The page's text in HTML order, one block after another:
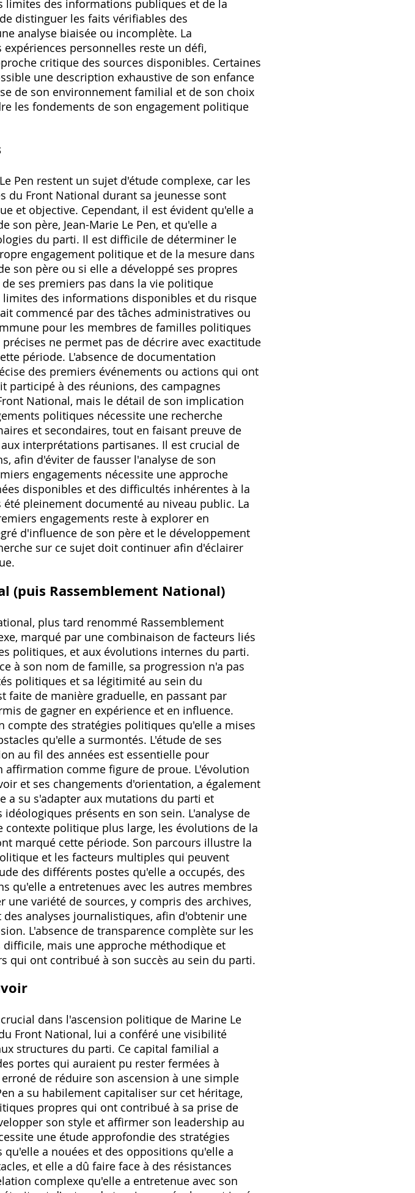
limites des informations publiques et de la
distinguer les faits vérifiables des
analyse biaisée ou incomplète. La
personnelles reste un défi‚
critique des sources disponibles. Certaines
une description exhaustive de son enfance
de son environnement familial et de son choix
les fondements de son engagement politique
Pen restent un sujet d'étude complexe‚ car les
du Front National durant sa jeunesse sont
et objective. Cependant‚ il est évident qu'elle a
père‚ Jean-Marie Le Pen‚ et qu'elle a
du parti. Il est difficile de déterminer le
engagement politique et de la mesure dans
son père ou si elle a développé ses propres
ses premiers pas dans la vie politique
limites des informations disponibles et du risque
commencé par des tâches administratives ou
pour les membres de familles politiques
ne permet pas de décrire avec exactitude
période. L'absence de documentation
des premiers événements ou actions qui ont
à des réunions‚ des campagnes
National‚ mais le détail de son implication
politiques nécessite une recherche
et secondaires‚ tout en faisant preuve de
interprétations partisanes. Il est crucial de
afin d'éviter de fausser l'analyse de son
engagements nécessite une approche
disponibles et des difficultés inhérentes à la
pleinement documenté au niveau public. La
engagements reste à explorer en
d'influence de son père et le développement
sur ce sujet doit continuer afin d'éclairer
(puis Rassemblement National)
plus tard renommé Rassemblement
marqué par une combinaison de facteurs liés
politiques‚ et aux évolutions internes du parti.
à son nom de famille‚ sa progression n'a pas
politiques et sa légitimité au sein du
de manière graduelle‚ en passant par
de gagner en expérience et en influence.
compte des stratégies politiques qu'elle a mises
qu'elle a surmontés. L'étude de ses
au fil des années est essentielle pour
comme figure de proue. L'évolution
et ses changements d'orientation‚ a également
a su s'adapter aux mutations du parti et
présents en son sein. L'analyse de
politique plus large‚ les évolutions de la
marqué cette période. Son parcours illustre la
et les facteurs multiples qui peuvent
des différents postes qu'elle a occupés‚ des
qu'elle a entretenues avec les autres membres
variété de sources‚ y compris des archives‚
analyses journalistiques‚ afin d'obtenir une
L'absence de transparence complète sur les
mais une approche méthodique et
qui ont contribué à son succès au sein du parti.
dans l'ascension politique de Marine Le
Front National‚ lui a conféré une visibilité
structures du parti. Ce capital familial a
portes qui auraient pu rester fermées à
de réduire son ascension à une simple
a su habilement capitaliser sur cet héritage‚
propres qui ont contribué à sa prise de
son style et affirmer son leadership au
une étude approfondie des stratégies
a nouées et des oppositions qu'elle a
et elle a dû faire face à des résistances
complexe qu'elle a entretenue avec son